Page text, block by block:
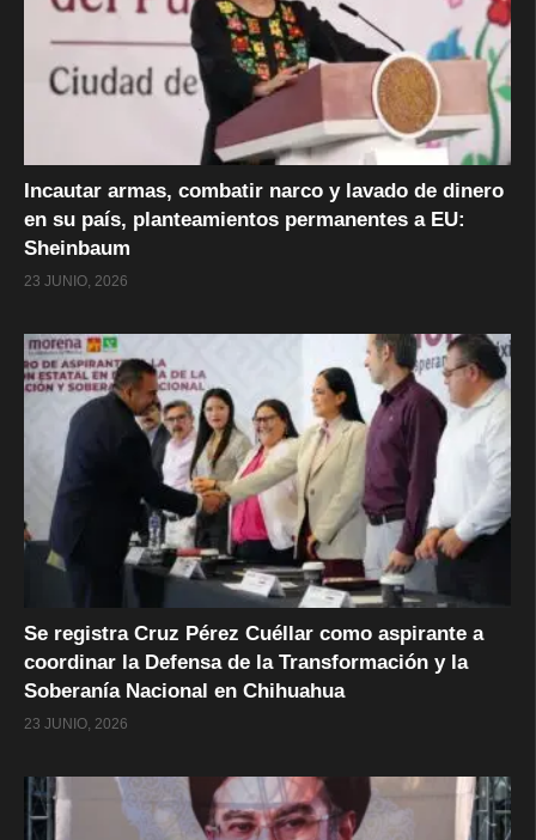
Incautar armas, combatir narco y lavado de dinero
en su país, planteamientos permanentes a EU:
Sheinbaum
23 JUNIO, 2026
Se registra Cruz Pérez Cuéllar como aspirante a
coordinar la Defensa de la Transformación y la
Soberanía Nacional en Chihuahua
23 JUNIO, 2026